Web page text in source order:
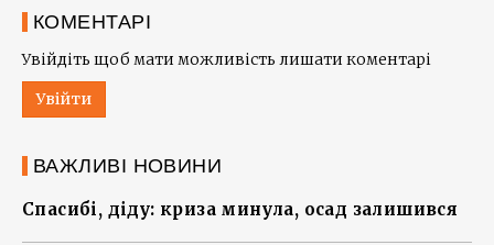
КОМЕНТАРІ
Увійдіть щоб мати можливість лишати коментарі
Увійти
ВАЖЛИВІ НОВИНИ
Спасибі, діду: криза минула, осад залишився